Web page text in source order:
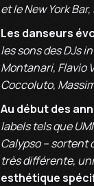
et le New York
Les danseurs
les sons des DJs
Montanari, Flavio
Coccoluto,
Au début des
labels tels que
Calypso – sortent
très différente,
esthétique